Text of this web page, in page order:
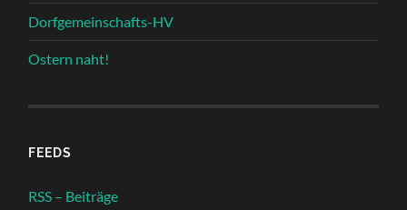
Dorfgemeinschafts-HV
Ostern naht!
FEEDS
RSS – Beiträge